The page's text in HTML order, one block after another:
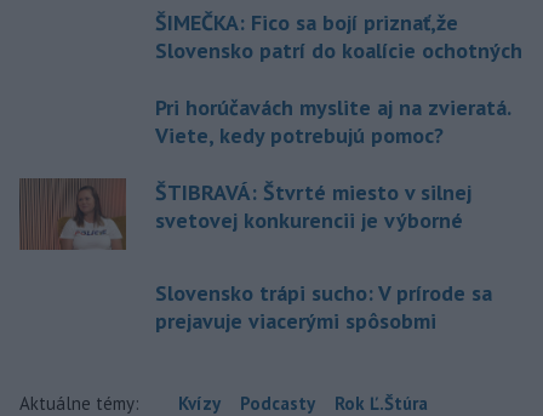
ŠIMEČKA: Fico sa bojí priznať,že
Slovensko patrí do koalície ochotných
Pri horúčavách myslite aj na zvieratá.
Viete, kedy potrebujú pomoc?
ŠTIBRAVÁ: Štvrté miesto v silnej
svetovej konkurencii je výborné
Slovensko trápi sucho: V prírode sa
prejavuje viacerými spôsobmi
Aktuálne témy: Kvízy Podcasty Rok Ľ.Štúra